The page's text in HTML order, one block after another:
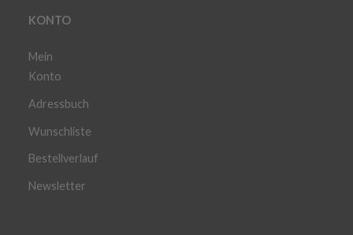
KONTO
Mein
Konto
Adressbuch
Wunschliste
Bestellverlauf
Newsletter